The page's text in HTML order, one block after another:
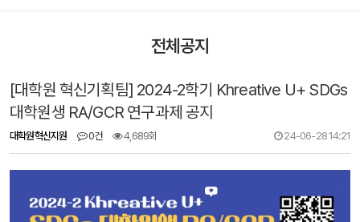
전체공지
[대학원 혁신기획팀] 2024-2학기 Khreative U+ SDGs
대학원생 RA/GCR 연구과제 공지
대학원혁신지원 0건 4,689회 24-06-28 14:21